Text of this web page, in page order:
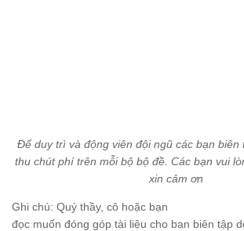
Để duy trì và động viên đội ngũ các bạn biên
thu chút phí trên mỗi bộ bộ đề. Các bạn vui
xin cảm ơn
Ghi chú: Quý thầy, cô hoặc bạn
đọc muốn đóng góp tài liệu cho ban biên tập